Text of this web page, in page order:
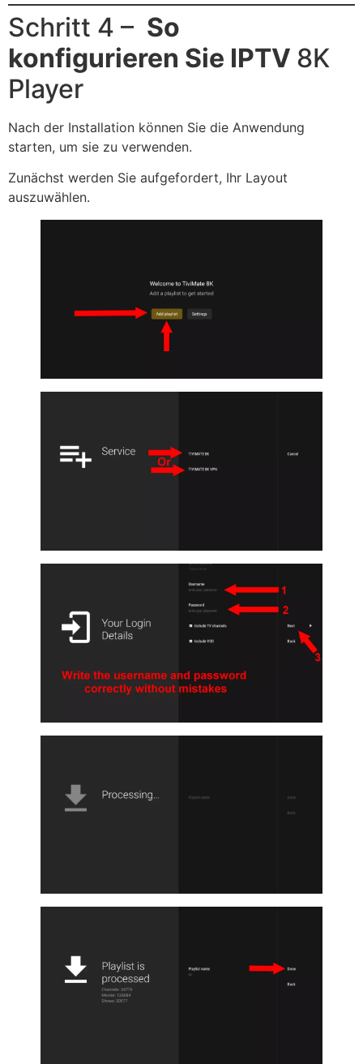
Schritt 4 – So
konfigurieren Sie IPTV 8K
Player
Nach der Installation können Sie die Anwendung
starten, um sie zu verwenden.
Zunächst werden Sie aufgefordert, Ihr Layout
auszuwählen.